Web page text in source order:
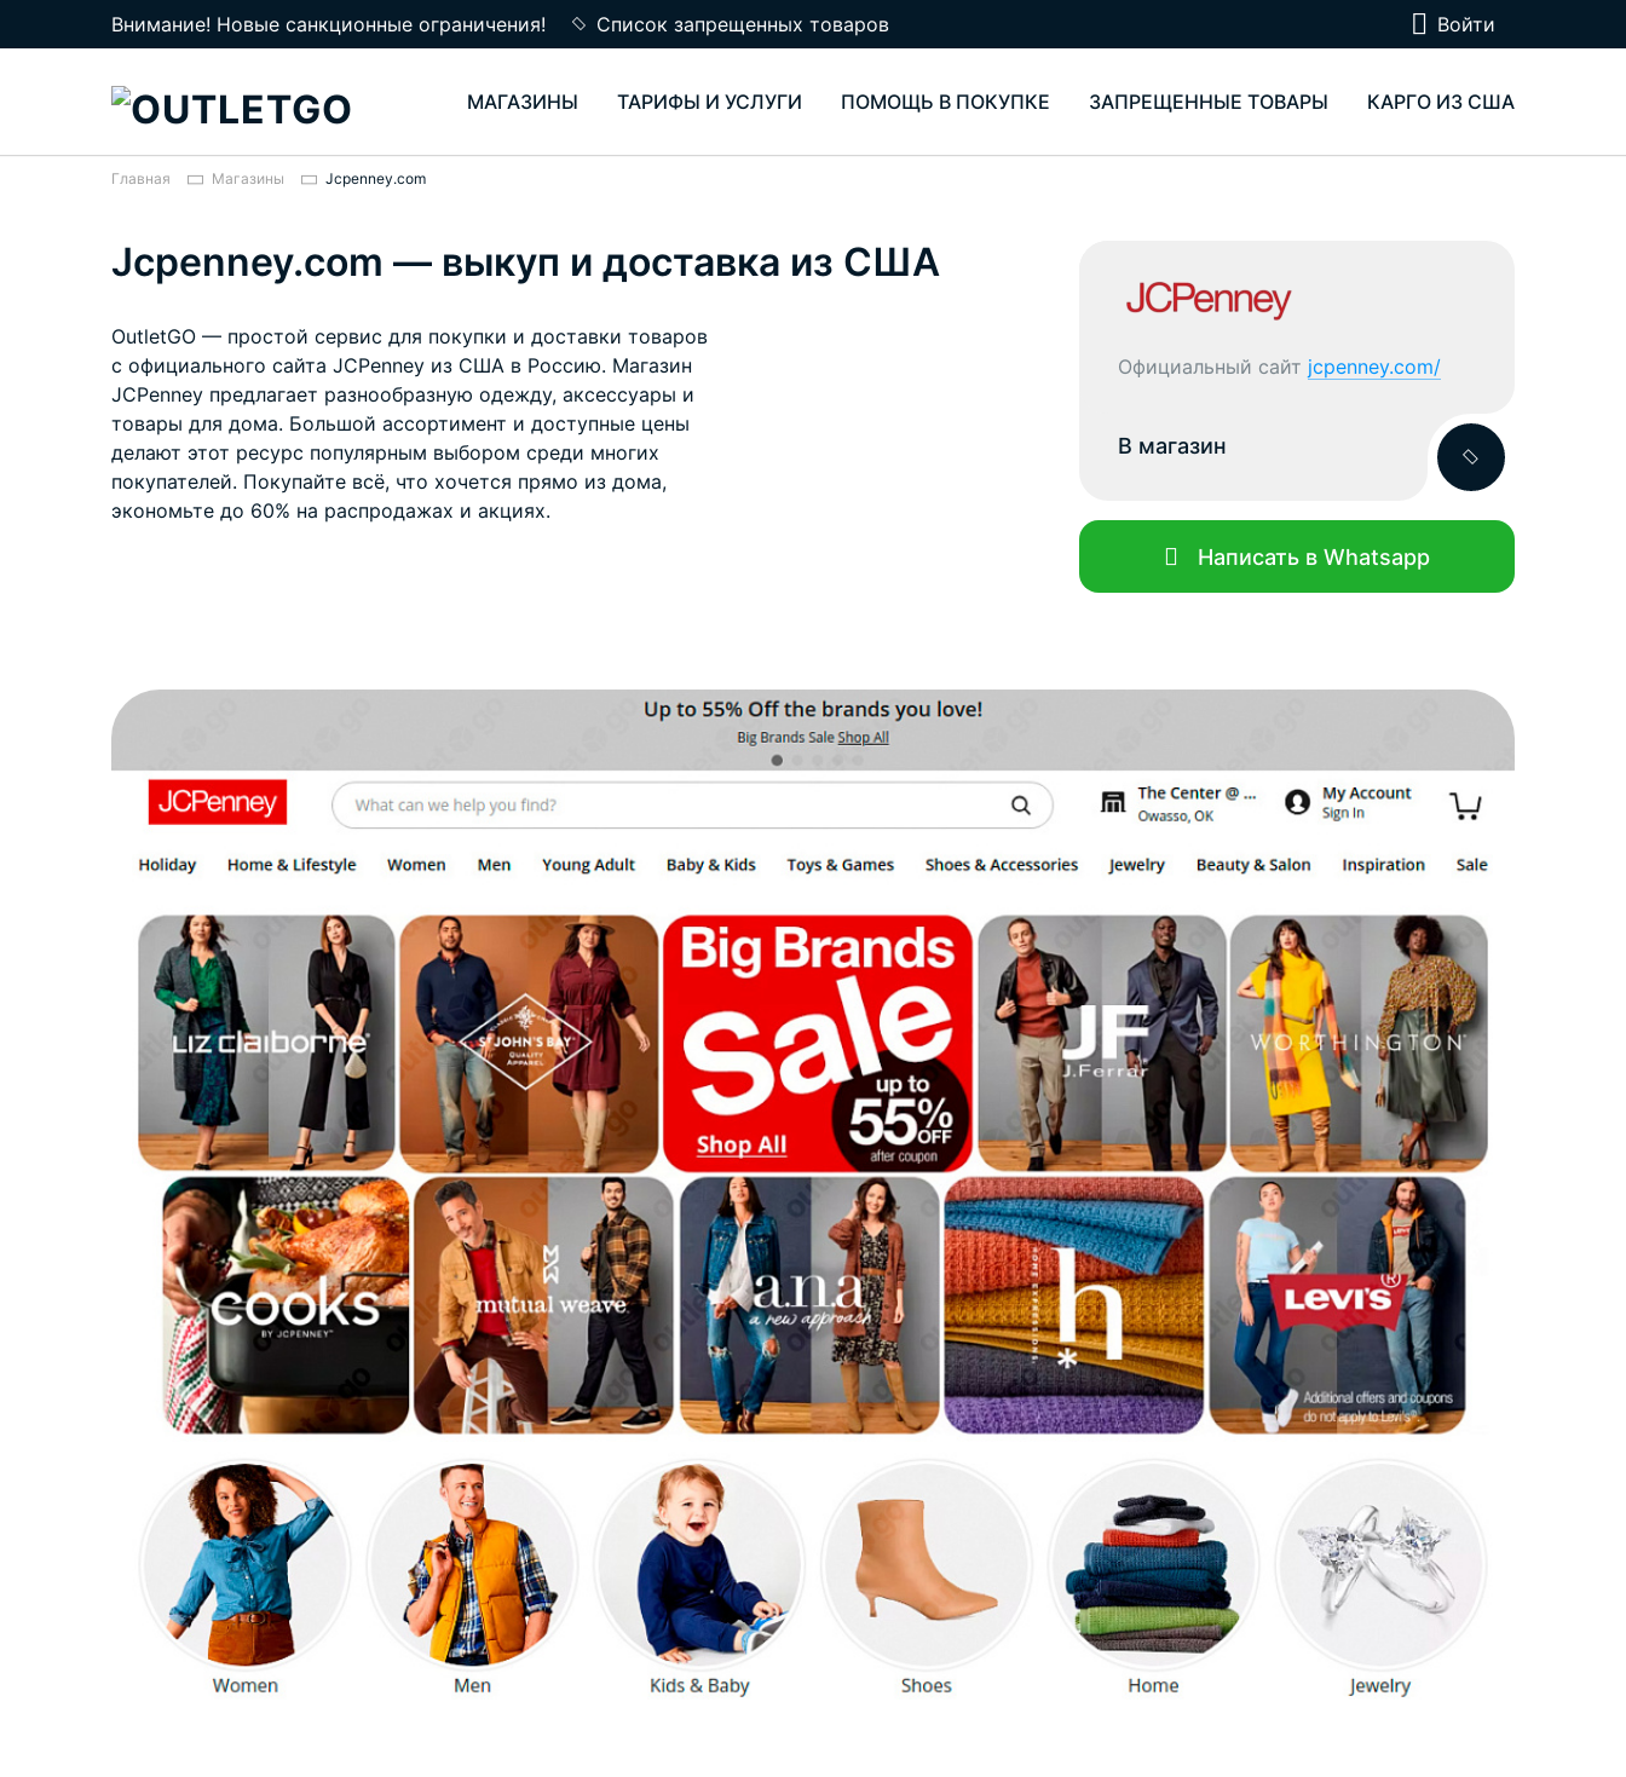
Внимание! Новые санкционные ограничения! Список запрещенных товаров Войти
МАГАЗИНЫ ТАРИФЫ И УСЛУГИ ПОМОЩЬ В ПОКУПКЕ ЗАПРЕЩЕННЫЕ ТОВАРЫ КАРГО ИЗ США
Главная Магазины Jcpenney.com
Jcpenney.com — выкуп и доставка из США
OutletGO — простой сервис для покупки и доставки товаров
с официального сайта JCPenney из США в Россию. Магазин
JCPenney предлагает разнообразную одежду, аксессуары и
товары для дома. Большой ассортимент и доступные цены
делают этот ресурс популярным выбором среди многих
покупателей. Покупайте всё, что хочется прямо из дома,
экономьте до 60% на распродажах и акциях.
Официальный сайт jcpenney.com/
В магазин
Написать в Whatsapp